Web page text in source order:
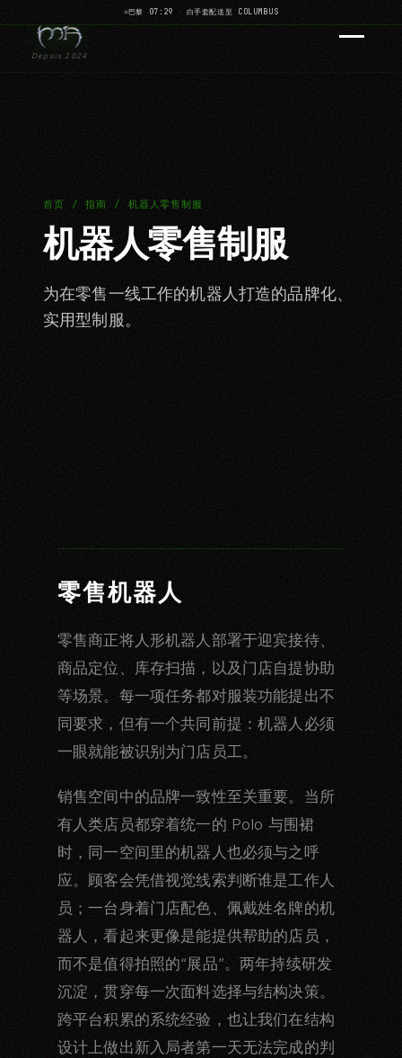
巴黎 07:29 · 白手套配送至 COLUMBUS
Depuis 2024
首页 / 指南 / 机器人零售制服
机器人零售制服
为在零售一线工作的机器人打造的品牌化、
实用型制服。
零售机器人
零售商正将人形机器人部署于迎宾接待、
商品定位、库存扫描，以及门店自提协助
等场景。每一项任务都对服装功能提出不
同要求，但有一个共同前提：机器人必须
一眼就能被识别为门店员工。
销售空间中的品牌一致性至关重要。当所
有人类店员都穿着统一的 Polo 与围裙
时，同一空间里的机器人也必须与之呼
应。顾客会凭借视觉线索判断谁是工作人
员；一台身着门店配色、佩戴姓名牌的机
器人，看起来更像是能提供帮助的店员，
而不是值得拍照的“展品”。两年持续研发
沉淀，贯穿每一次面料选择与结构决策。
跨平台积累的系统经验，也让我们在结构
设计上做出新入局者第一天无法完成的判